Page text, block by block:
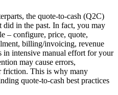
the quote-to-cash (Q2C)
did in the past. In fact, you may
– configure, price, quote,
billing/invoicing, revenue
in intensive manual effort for your
may cause errors,
friction. This is why many
quote-to-cash best practices